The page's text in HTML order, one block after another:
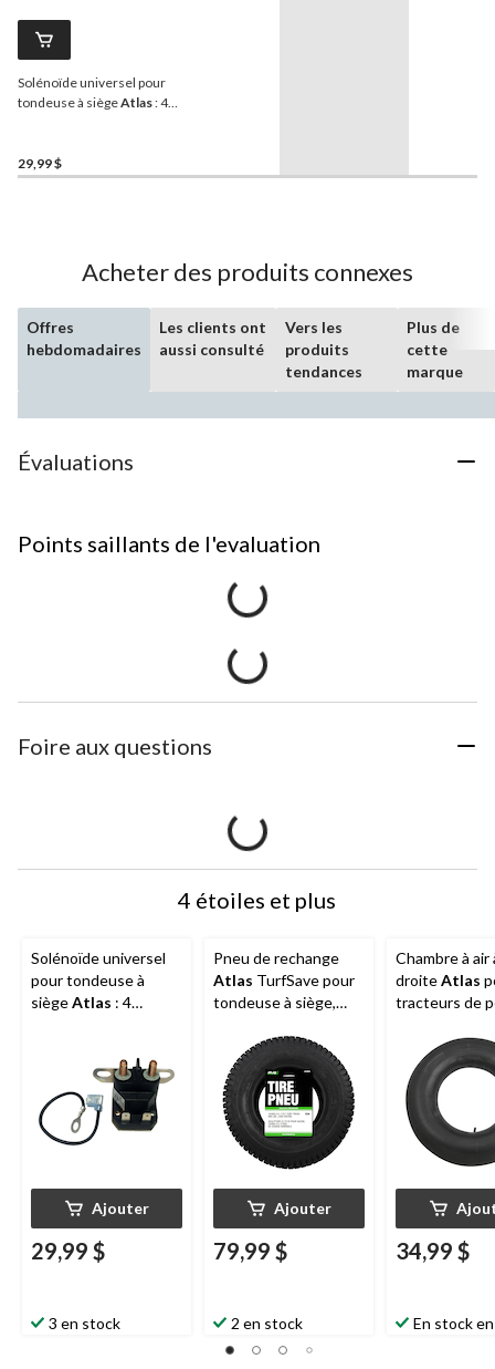
Solénoïde universel pour
tondeuse à siègeAtlas: 4
29,99 $
Acheter des produits connexes
Offres
hebdomadaires
Les clients ont
aussi consulté
Vers les
produits
tendances
Plus de
cette
marque
Évaluations
Points saillants de l'evaluation
Foire aux questions
4 étoiles et plus
Solénoïde universel
pour tondeuse à
siègeAtlas : 4
Ajouter
29,99 $
3 en stock
Pneu de rechange
Atlas TurfSave pour
tondeuse à siège,
Ajouter
79,99 $
2 en stock
Chambre à air
droiteAtlas
tracteurs de
taille
34,99 $
En stock